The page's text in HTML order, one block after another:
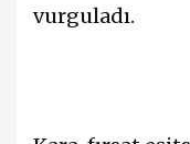
vurguladı.